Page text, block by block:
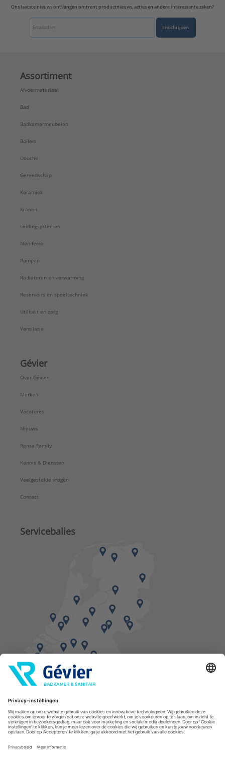
Ons laatste nieuws ontvangen omtrent productnieuws, acties en andere interessante zaken?
Inschrijven
Assortiment
Afvoermateriaal
Bad
Badkamermeubelen
Boilers
Douche
Gereedschap
Keramiek
Kranen
Leidingsystemen
Non-ferro
Pompen
Radiatoren en verwarming
Reservoirs en spoeltechniek
Utiliteit en zorg
Ventilatie
Gévier
Over Gévier
Merken
Vacatures
Nieuws
Rensa Family
Kennis & Diensten
Veelgestelde vragen
Contact
Servicebalies
Vind een balie in de buurt
* Bestellingen geplaatst in het weekend worden, mits voorradig, dinsdag geleverd.
Cookies